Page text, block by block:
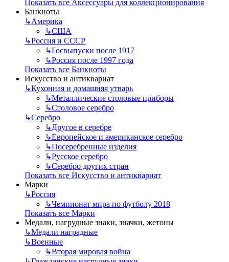
Показать все Аксессуары для коллекционирования
Банкноты
↳Америка
↳США
↳Россия и СССР
↳Госвыпуски после 1917
↳Россия после 1997 года
Показать все Банкноты
Искусство и антиквариат
↳Кухонная и домашняя утварь
↳Металлические столовые приборы
↳Столовое серебро
↳Серебро
↳Другое в серебре
↳Европейское и американское серебро
↳Посеребренные изделия
↳Русское серебро
↳Серебро других стран
Показать все Искусство и антиквариат
Марки
↳Россия
↳Чемпионат мира по футболу 2018
Показать все Марки
Медали, нагрудные знаки, значки, жетоны
↳Mедали наградные
↳Военные
↳Вторая мировая война